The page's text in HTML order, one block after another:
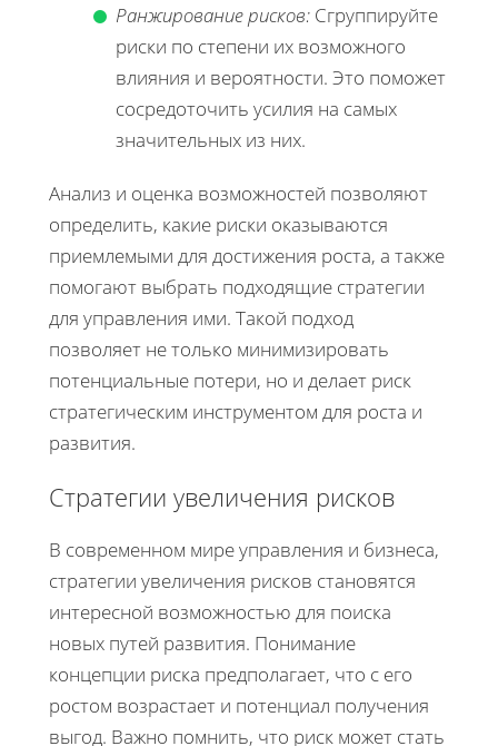
Ранжирование рисков: Сгруппируйте
риски по степени их возможного
влияния и вероятности. Это поможет
сосредоточить усилия на самых
значительных из них.
Анализ и оценка возможностей позволяют
определить, какие риски оказываются
приемлемыми для достижения роста, а также
помогают выбрать подходящие стратегии
для управления ими. Такой подход
позволяет не только минимизировать
потенциальные потери, но и делает риск
стратегическим инструментом для роста и
развития.
Стратегии увеличения рисков
В современном мире управления и бизнеса,
стратегии увеличения рисков становятся
интересной возможностью для поиска
новых путей развития. Понимание
концепции риска предполагает, что с его
ростом возрастает и потенциал получения
выгод. Важно помнить, что риск может стать